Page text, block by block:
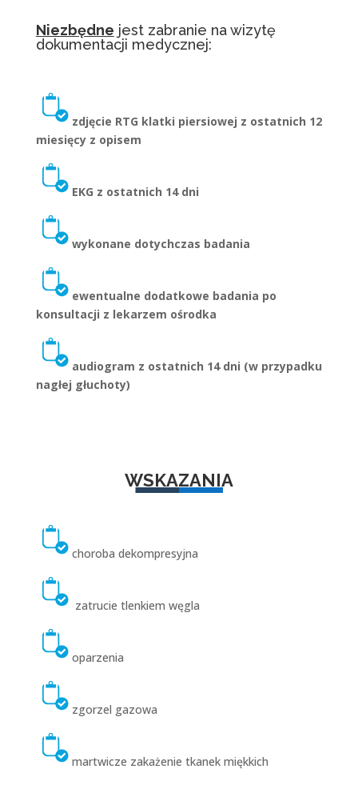
Niezbędne jest zabranie na wizytę
dokumentacji medycznej:
zdjęcie RTG klatki piersiowej z ostatnich 12
miesięcy z opisem
EKG z ostatnich 14 dni
wykonane dotychczas badania
ewentualne dodatkowe badania po
konsultacji z lekarzem ośrodka
audiogram z ostatnich 14 dni (w przypadku
nagłej głuchoty)
WSKAZANIA
choroba dekompresyjna
zatrucie tlenkiem węgla
oparzenia
zgorzel gazowa
martwicze zakażenie tkanek miękkich